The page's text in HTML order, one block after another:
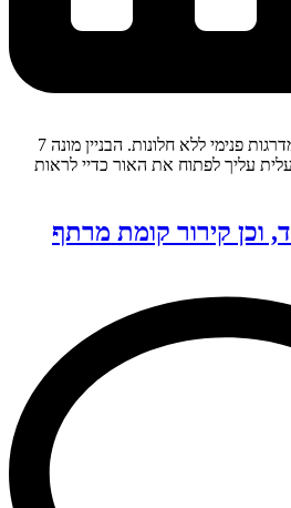
בבניין בו אני מתגוררת חדר המדרגות פנימי ללא חלונות. הבניין מונה 7
עליך לפתוח את האור כדיי לראות
וכן קירור קומת מרתף